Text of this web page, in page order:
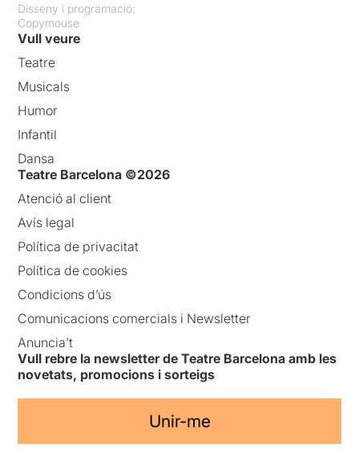
Disseny i programació:
Copymouse
Vull veure
Teatre
Musicals
Humor
Infantil
Dansa
Teatre Barcelona ©2026
Atenció al client
Avís legal
Política de privacitat
Política de cookies
Condicions d’ús
Comunicacions comercials i Newsletter
Anuncia’t
Vull rebre la newsletter de Teatre Barcelona amb les
novetats, promocions i sorteigs
Unir-me